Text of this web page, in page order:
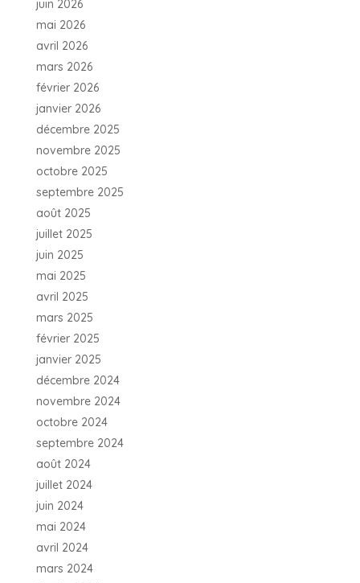
juin 2026
mai 2026
avril 2026
mars 2026
février 2026
janvier 2026
décembre 2025
novembre 2025
octobre 2025
septembre 2025
août 2025
juillet 2025
juin 2025
mai 2025
avril 2025
mars 2025
février 2025
janvier 2025
décembre 2024
novembre 2024
octobre 2024
septembre 2024
août 2024
juillet 2024
juin 2024
mai 2024
avril 2024
mars 2024